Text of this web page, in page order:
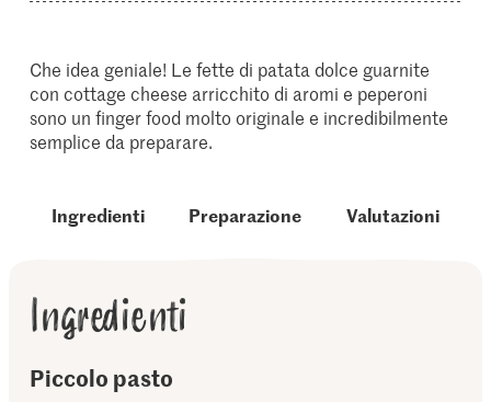
Che idea geniale! Le fette di patata dolce guarnite
con cottage cheese arricchito di aromi e peperoni
sono un finger food molto originale e incredibilmente
semplice da preparare.
Ingredienti Preparazione Valutazioni
Ingredienti
Piccolo pasto